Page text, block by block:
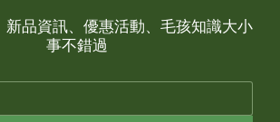
新品資訊、優惠活動、毛孩知識大小
事不錯過